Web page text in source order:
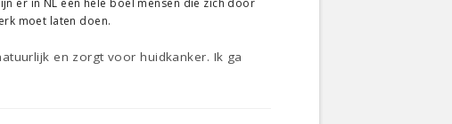
er in NL een hele boel mensen die zich door
moet laten doen.
en zorgt voor huidkanker. Ik ga